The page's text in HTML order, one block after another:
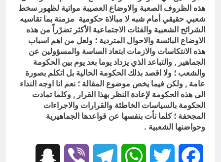
هذه الظروف الصعبة والاوضاع العصيبة مواتية لظهور سخط
شعبي حقيقي أمام شبه لا مبالاة حكومية مزمنة بما تقاسيه
الشرائح الشعبية والفئات الاجتماعية الأكثر تضرّراً من هذه
الاوضاع البائسة والاحوال المتردية ؛ ولعل من اهم اسباب
هذه الانتكاسات والازمات ابتعاد الساسة والمسؤولين عن
الجماهير , والتباعد الذي يزداد يوما بعد يوم بين الحكومة
والشعب ؛ ولا اقصد بذلك الحكومة الحالية بل اتكلم بصورة
عامة , ولكن فيما يخص موضوع المقالة ؛ نعم انا اوجه النداء
الى هذه الحكومة لإعادة النظر بهذا القرار , وكلما تمادت
الحكومة بالسياسات الخاطئة والقرارات والاجراءات
المجحفة ؛ كلما نأت بنفسها عن قواعدها الجماهيرية
وحواضنها الشعبية .
Facebook
Twitter
WhatsApp
Telegram
Viber